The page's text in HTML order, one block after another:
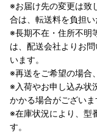
※お届け先の変更は致
合は、転送料を負担い
※長期不在・住所不明
は、配送会社よりお
います。
※再送をご希望の場合
※入荷やお申し込み状
かかる場合がございま
※在庫状況により、型
す。